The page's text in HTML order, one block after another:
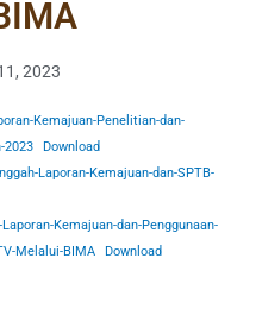
2023
Kemajuan-Penelitian-dan-
2023
Download
Laporan-Kemajuan-dan-SPTB-
Kemajuan-dan-Penggunaan-
Melalui-BIMA
Download